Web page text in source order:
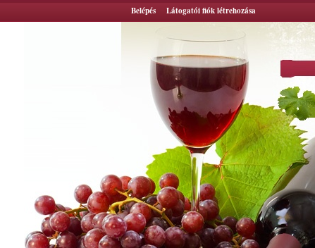
Belépés Látogatói fiók létrehozása